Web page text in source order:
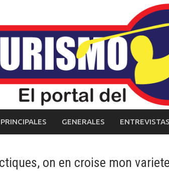
PRINCIPALES GENERALES ENTREVISTAS
on en croise mon